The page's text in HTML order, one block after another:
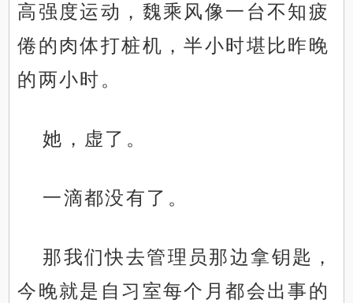
高强度运动，魏乘风像一台不知疲
倦的肉体打桩机，半小时堪比昨晚
的两小时。
她，虚了。
一滴都没有了。
那我们快去管理员那边拿钥匙，
今晚就是自习室每个月都会出事的